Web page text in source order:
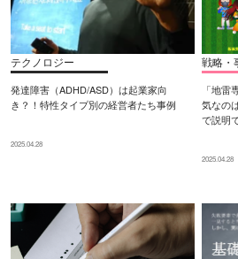
テクノロジー
発達障害（ADHD/ASD）は起業家向
き？！特性タイプ別の経営者たち事例
2025.04.28
戦略・
「地雷
気なの
で説明
2025.04.28